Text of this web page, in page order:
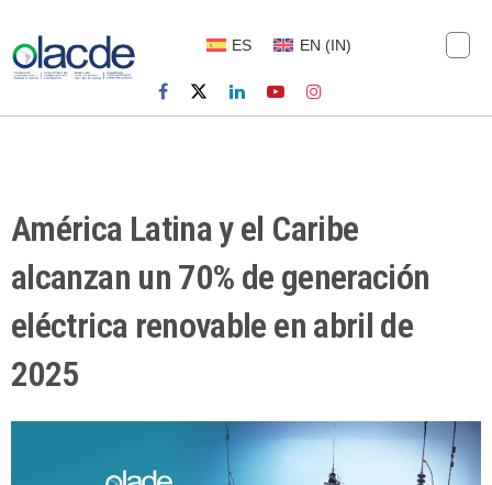
ES EN (IN)
América Latina y el Caribe
alcanzan un 70% de generación
eléctrica renovable en abril de
2025